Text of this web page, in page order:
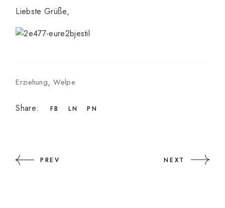
Liebste Grüße,
Erziehung Welpe
Share: FB LN PN
PREV NEXT